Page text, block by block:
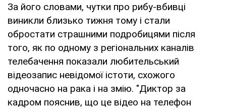
За його словами, чутки про рибу-вбивці
виникли близько тижня тому і стали
обростати страшними подробицями після
того, як по одному з регіональних каналів
телебачення показали любительський
відеозапис невідомої істоти, схожого
одночасно на рака і на змію. "Диктор за
кадром пояснив, що це відео на телефон